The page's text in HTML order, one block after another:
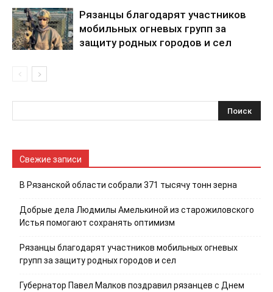
Рязанцы благодарят участников
мобильных огневых групп за
защиту родных городов и сел
Свежие записи
В Рязанской области собрали 371 тысячу тонн зерна
Добрые дела Людмилы Амелькиной из старожиловского
Истья помогают сохранять оптимизм
Рязанцы благодарят участников мобильных огневых
групп за защиту родных городов и сел
Губернатор Павел Малков поздравил рязанцев с Днем